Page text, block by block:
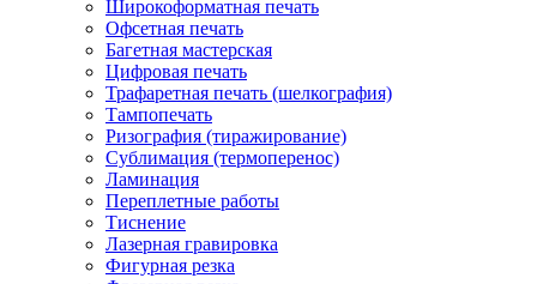
Широкоформатная печать
Офсетная печать
Багетная мастерская
Цифровая печать
Трафаретная печать (шелкография)
Тампопечать
Ризография (тиражирование)
Сублимация (термоперенос)
Ламинация
Переплетные работы
Тиснение
Лазерная гравировка
Фигурная резка